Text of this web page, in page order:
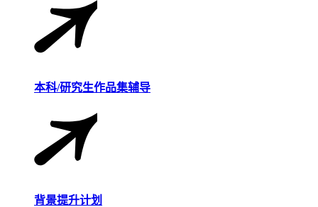
本科/研究生作品集辅导
背景提升计划